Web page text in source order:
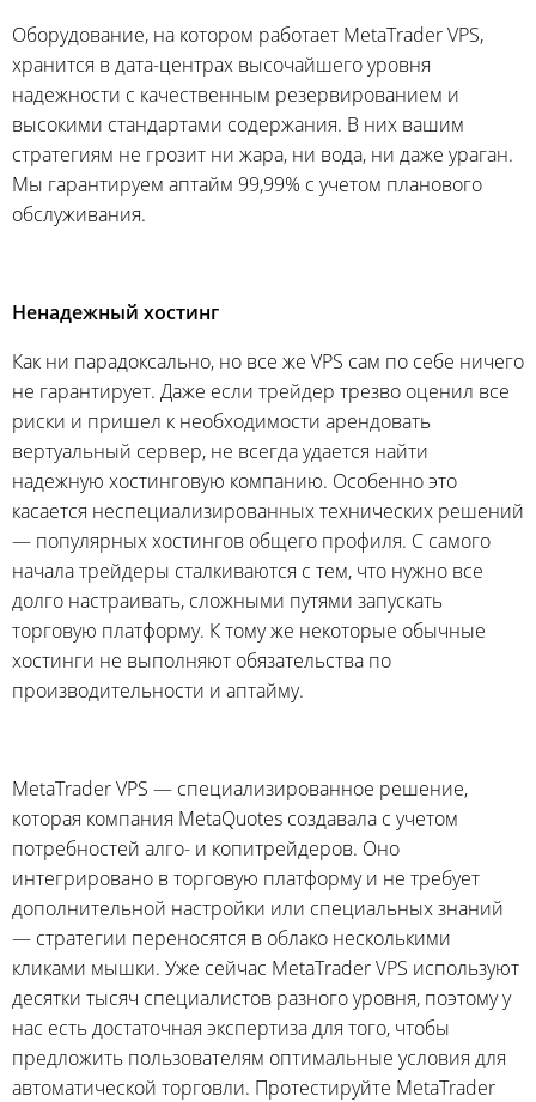
Оборудование, на котором работает MetaTrader VPS,
хранится в дата-центрах высочайшего уровня
надежности с качественным резервированием и
высокими стандартами содержания. В них вашим
стратегиям не грозит ни жара, ни вода, ни даже ураган.
Мы гарантируем аптайм 99,99% с учетом планового
обслуживания.
Ненадежный хостинг
Как ни парадоксально, но все же VPS сам по себе ничего
не гарантирует. Даже если трейдер трезво оценил все
риски и пришел к необходимости арендовать
вертуальный сервер, не всегда удается найти
надежную хостинговую компанию. Особенно это
касается неспециализированных технических решений
— популярных хостингов общего профиля. С самого
начала трейдеры сталкиваются с тем, что нужно все
долго настраивать, сложными путями запускать
торговую платформу. К тому же некоторые обычные
хостинги не выполняют обязательства по
производительности и аптайму.
MetaTrader VPS — специализированное решение,
которая компания MetaQuotes создавала с учетом
потребностей алго- и копитрейдеров. Оно
интегрировано в торговую платформу и не требует
дополнительной настройки или специальных знаний
— стратегии переносятся в облако несколькими
кликами мышки. Уже сейчас MetaTrader VPS используют
десятки тысяч специалистов разного уровня, поэтому у
нас есть достаточная экспертиза для того, чтобы
предложить пользователям оптимальные условия для
автоматической торговли. Протестируйте MetaTrader